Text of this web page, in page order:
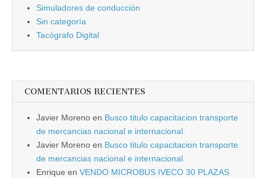
Simuladores de conducción
Sin categorí­a
Tacógrafo Digital
COMENTARIOS RECIENTES
Javier Moreno en Busco titulo capacitacion transporte
de mercancias nacional e internacional.
Javier Moreno en Busco titulo capacitacion transporte
de mercancias nacional e internacional.
Enrique en VENDO MICROBUS IVECO 30 PLAZAS